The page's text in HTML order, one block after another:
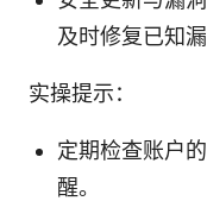
及时修复已知
实操提示：
定期检查账户
醒。